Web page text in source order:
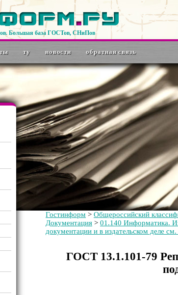
Большая база ГОСТов, СНиПов
ту новости обратная связь
Гостинформ > Общероссийский
Документация > 01.140 Информатика.
документации и в издательском деле
ГОСТ 13.1.101-79